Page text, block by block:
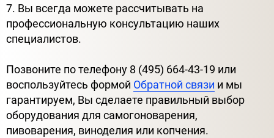
7. Вы всегда можете рассчитывать на
профессиональную консультацию наших
специалистов.
Позвоните по телефону 8 (495) 664-43-19 или
воспользуйтесь формой Обратной связи и мы
гарантируем, Вы сделаете правильный выбор
оборудования для самогоноварения,
пивоварения, виноделия или копчения.